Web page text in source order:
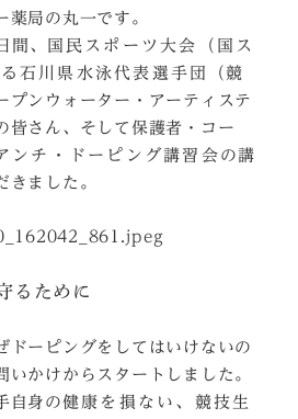
局の丸一です。
、
国民スポーツ大会（国ス
石川県水泳代表選手団
（競
ンウォーター・アーティステ
皆さん、そして保護者・コー
ンチ・ドーピング講習会の講
ました。
るために
ーピングをしてはいけないの
かけからスタートしました。
自身の健康を損ない、競技生